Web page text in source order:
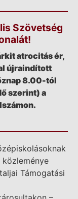
Szövetség
atrocitás ér,
újraindított
8.00-tól
szerint) a
közleménye
Támogatási